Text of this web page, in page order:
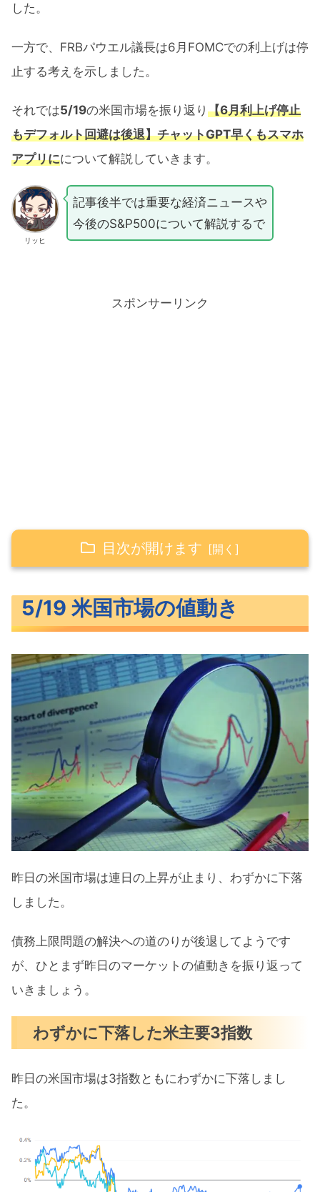
した。
一方で、FRBパウエル議長は6月FOMCでの利上げは停
止する考えを示しました。
それでは5/19の米国市場を振り返り 【6月利上げ停止
もデフォルト回避は後退】チャットGPT早くもスマホ
アプリにについて解説していきます。
リッヒ
記事後半では重要な経済ニュースや
今後のS&P500について解説するで
スポンサーリンク
目次が開けます
わずかに下落した米主要3指数
S&P500ヒートマップ
セクター別パフォーマンス
上がりきれなかったS&P500
米国市場のトピックス
債務上限問題は解決から後退
6月利上げ停止の明確なシグナル
チャットGPT早くもスマホアプリに
まとめ
5/19 米国市場の値動き
昨日の米国市場は連日の上昇が止まり、わずかに下落
しました。
債務上限問題の解決への道のりが後退してようです
が、ひとまず昨日のマーケットの値動きを振り返って
いきましょう。
わずかに下落した米主要3指数
昨日の米国市場は3指数ともにわずかに下落しまし
た。